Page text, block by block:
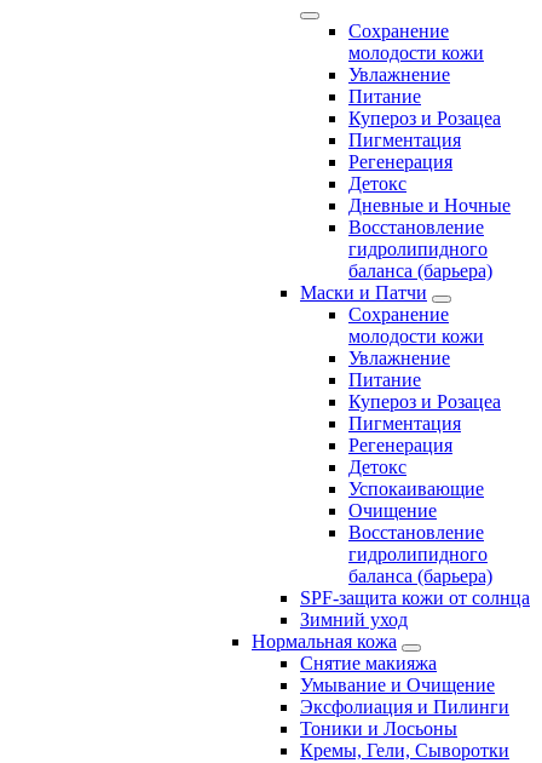
Сохранение
молодости кожи
Увлажнение
Питание
Купероз и Розацеа
Пигментация
Регенерация
Детокс
Дневные и Ночные
Восстановление
гидролипидного
баланса (барьера)
Маски и Патчи
Сохранение
молодости кожи
Увлажнение
Питание
Купероз и Розацеа
Пигментация
Регенерация
Детокс
Успокаивающие
Очищение
Восстановление
гидролипидного
баланса (барьера)
SPF-защита кожи от солнца
Зимний уход
Нормальная кожа
Снятие макияжа
Умывание и Очищение
Эксфолиация и Пилинги
Тоники и Лосьоны
Кремы, Гели, Сыворотки